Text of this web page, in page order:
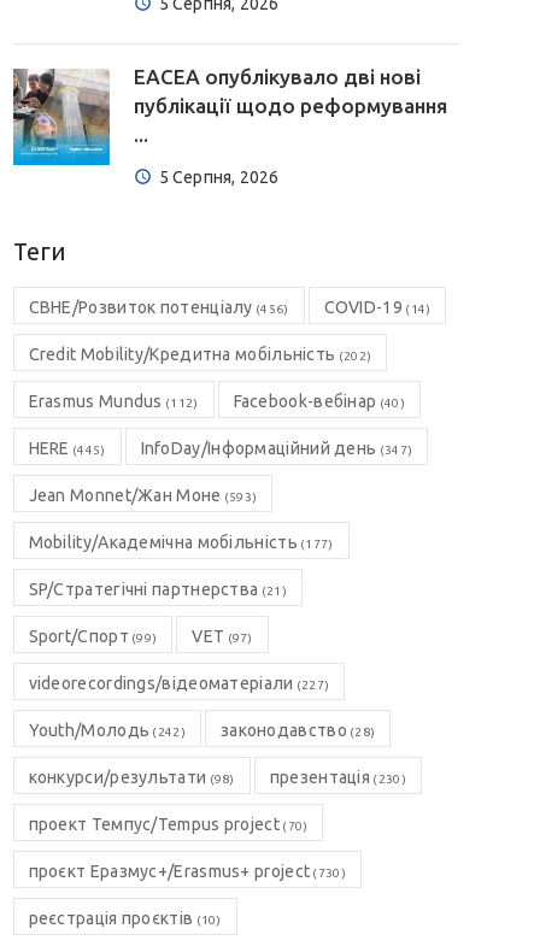
EACEA опублікувало дві нові
публікації щодо реформування
...
5 Серпня, 2026
Теги
CBHE/Розвиток потенціалу (456) COVID-19 (14)
Credit Mobility/Кредитна мобільність (202)
Erasmus Mundus (112) Facebook-вебінар (40)
HERE (445) InfoDay/Інформаційний день (347)
Jean Monnet/Жан Моне (593)
Mobility/Академічна мобільність (177)
SP/Стратегічні партнерства (21)
Sport/Спорт (99) VET (97)
videorecordings/відеоматеріали (227)
Youth/Молодь (242) законодавство (28)
конкурси/результати (98) презентація (230)
проект Темпус/Tempus project(70)
проєкт Еразмус+/Erasmus+ project (730)
реєстрація проєктів (10)